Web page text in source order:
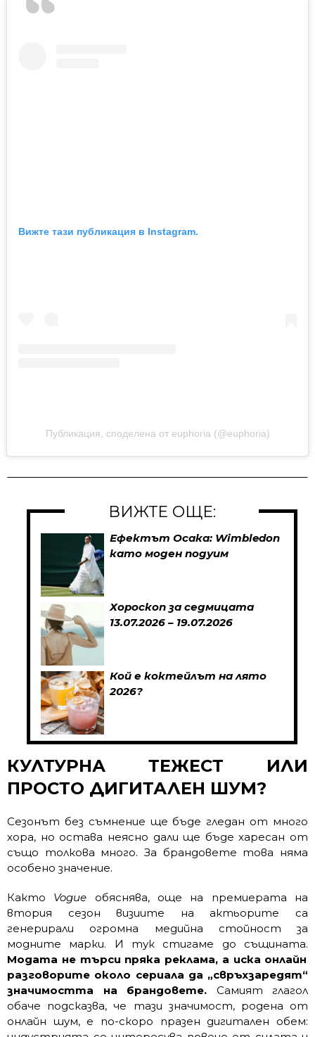
Вижте тази публикация в Instagram.
Публикация, споделена от euphoria (@euphoria)
ВИЖТЕ ОЩЕ:
Ефектът Осака: Wimbledon
като моден подуим
Хороскоп за седмицата
13.07.2026 – 19.07.2026
Кой е коктейлът на лято
2026?
КУЛТУРНА ТЕЖЕСТ ИЛИ
ПРОСТО ДИГИТАЛЕН ШУМ?
Сезонът без съмнение ще бъде гледан от много
хора, но остава неясно дали ще бъде харесан от
също толкова много. За брандовете това няма
особено значение.
Както Vogue обяснява, още на премиерата на
втория сезон визиите на актьорите са
генерирали огромна медийна стойност за
модните марки. И тук стигаме до същината.
Модата не търси пряка реклама, а иска онлайн
разговорите около сериала да „свръхзаредят“
значимостта на брандовете. Самият глагол
обаче подсказва, че тази значимост, родена от
онлайн шум, е по-скоро празен дигитален обем: